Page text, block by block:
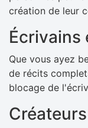
création de leur
Écrivains
Que vous ayez
de récits
blocage de